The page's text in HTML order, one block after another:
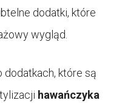
dodatki, które
wygląd.
które są
hawańczyka